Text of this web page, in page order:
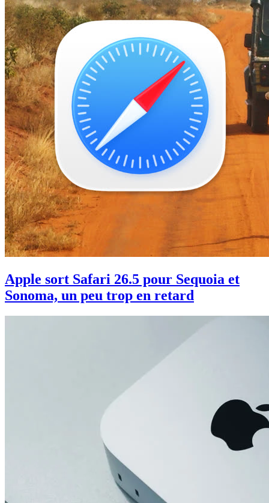
Apple sort Safari 26.5 pour Sequoia et
Sonoma, un peu trop en retard